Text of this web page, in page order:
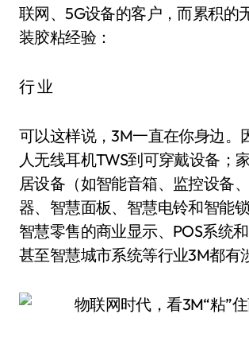
联网、5G设备的客户，而累积的
装胶粘经验：
行 业
可以这样说，3M一直在你身边。
人无线耳机TWS到可穿戴设备；
居设备（如智能音箱、监控设备
器、智慧面板、智慧电铃和智能
智慧零售的商业显示、POS系统
甚至智慧城市系统等行业3M都有